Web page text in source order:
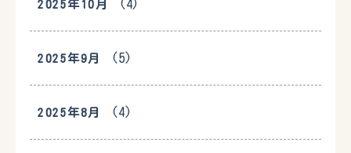
2025年10月 (4)
2025年9月 (5)
2025年8月 (4)